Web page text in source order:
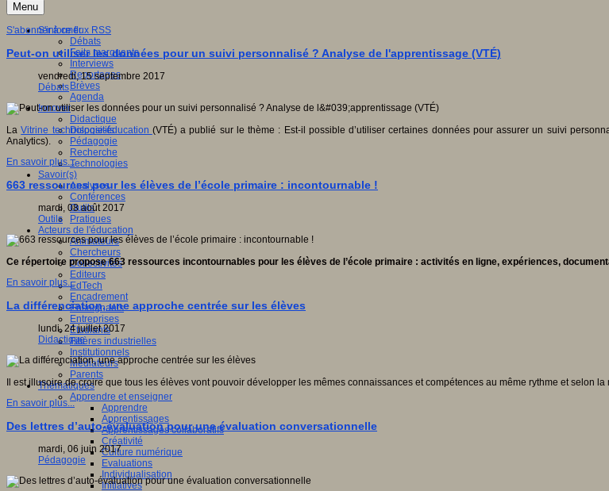
Menu
S'informer
Débats
Faits marquants
Interviews
Reportages
Brèves
Agenda
Innover
Didactique
Dispositifs
Pédagogie
Recherche
Technologies
Savoir(s)
Analyses
Conférences
Outils
Pratiques
Acteurs de l'éducation
Animateurs
Chercheurs
Collectivités
Editeurs
EdTech
Encadrement
Enseignants
Entreprises
Etudiants
Filières industrielles
Institutionnels
Médiateurs
Parents
Thématiques
Apprendre et enseigner
Apprendre
Apprentissages
Apprentissages collaboratifs
Créativité
Culture numérique
Evaluations
Individualisation
Initiatives
S'abonner à ce flux RSS
Peut-on utiliser les données pour un suivi personnalisé ? Analyse de l'apprentissage (VTÉ)
vendredi, 15 septembre 2017
Débats
LaVitrine technologie-éducation (VTÉ) a publié sur le thème : Est-il possible d’utiliser certaines données pour assurer un suivi
Analytics).
En savoir plus...
663 ressources pour les élèves de l’école primaire : incontournable !
mardi, 08 août 2017
Outils
Ce répertoire propose 663 ressources incontournables pour les élèves de l’école primaire : activités en ligne, expériences,
En savoir plus...
La différenciation, une approche centrée sur les élèves
lundi, 24 juillet 2017
Didactique
Il est illusoire de croire que tous les élèves vont pouvoir développer les mêmes connaissances et compétences au même rythme et selon
En savoir plus...
Des lettres d’auto-évaluation pour une évaluation conversationnelle
mardi, 06 juin 2017
Pédagogie